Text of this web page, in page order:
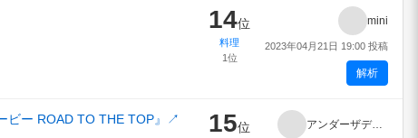
14位
料理
1位
mini
2023年04月21日 19:00 投稿
解析
ー ROAD TO THE TOP』 ↗ 15位 アンダーザデスク